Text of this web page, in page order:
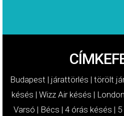
Budapest | járattörlés | törölt
késés | Wizz Air késés | London
Varsó | Bécs | 4 órás késés |